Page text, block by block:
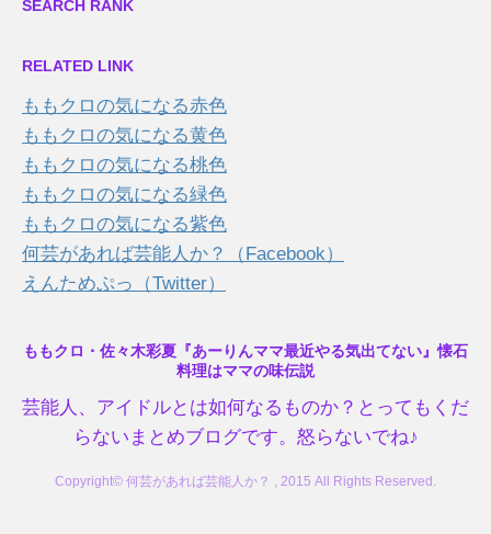
SEARCH RANK
RELATED LINK
ももクロの気になる赤色
ももクロの気になる黄色
ももクロの気になる桃色
ももクロの気になる緑色
ももクロの気になる紫色
何芸があれば芸能人か？（Facebook）
えんためぷっ（Twitter）
ももクロ・佐々木彩夏『あーりんママ最近やる気出てない』懐石
料理はママの味伝説
芸能人、アイドルとは如何なるものか？とってもくだ
らないまとめブログです。怒らないでね♪
Copyright© 何芸があれば芸能人か？ , 2015 All Rights Reserved.